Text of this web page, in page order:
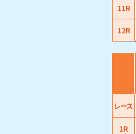
11R
12R
レース
1R